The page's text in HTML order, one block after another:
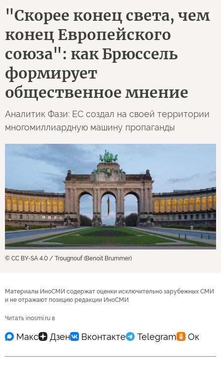
"Скорее конец света, чем
конец Европейского
союза": как Брюссель
формирует
общественное мнение
Аналитик Фази: ЕС создал на своей территории
многомиллиардную машину пропаганды
© CC BY-SA 4.0 / Trougnouf (Benoit Brummer)
Материалы ИноСМИ содержат оценки исключительно зарубежных СМИ
и не отражают позицию редакции ИноСМИ
Читать inosmi.ru в